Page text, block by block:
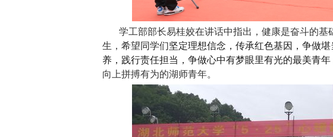
学工部部长易桂姣在讲话中指出 ， 健康是奋斗的基
生， 希望同学们坚定理想信念，传承红色基因，争做堪
养，践行责任担当，争做心中有梦眼里有光的最美青年
向上拼搏有为的湖师青年。